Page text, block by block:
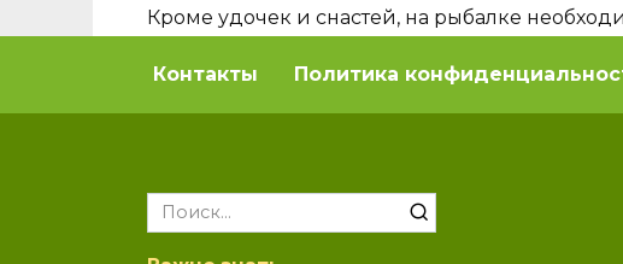
Кроме удочек и снастей, на рыбалке
леску
Контакты Политика
Search
for: